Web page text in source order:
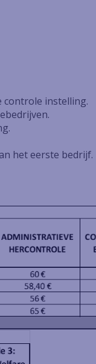
controle instelling.
het eerste bedrijf.